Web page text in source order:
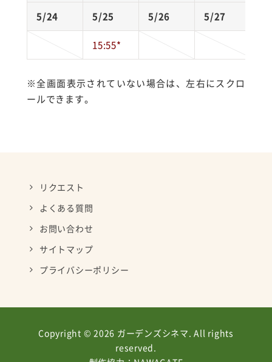
5/24 5/25 5/26 5/27
15:55*
※全画面表示されていない場合は、左右にスクロ
ールできます。
リクエスト
よくある質問
お問い合わせ
サイトマップ
プライバシーポリシー
Copyright © 2026 ガーデンズシネマ. All rights
reserved.